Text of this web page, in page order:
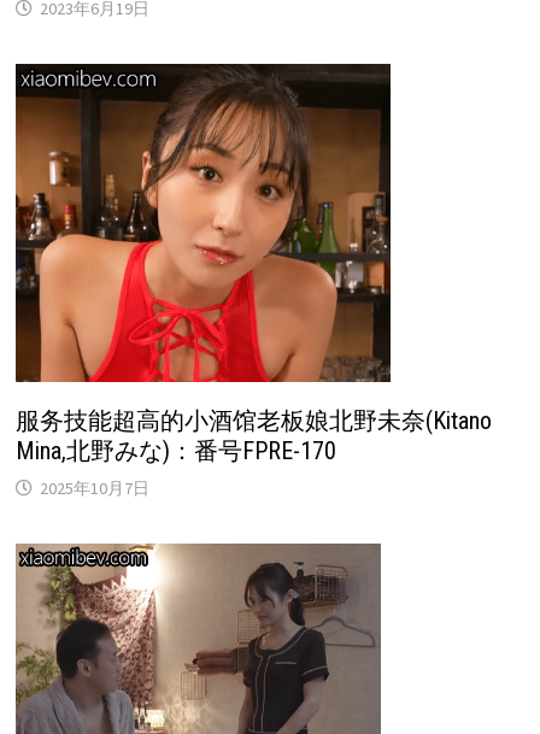
2023年6月19日
服务技能超高的小酒馆老板娘北野未奈(Kitano
Mina,北野みな)：番号FPRE-170
2025年10月7日